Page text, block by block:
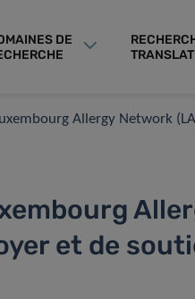
DE
Allergy Network
et de